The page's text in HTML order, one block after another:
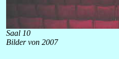
Saal 10
Bilder von 2007